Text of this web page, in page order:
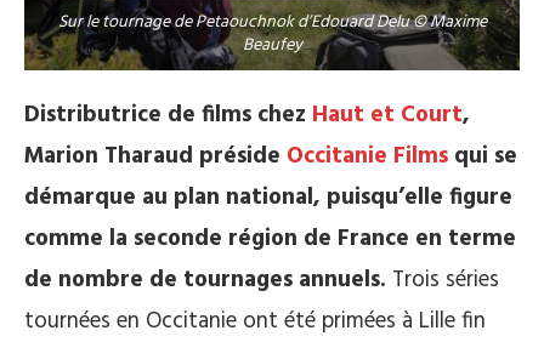
Sur le tournage de Petaouchnok d’Edouard Delu © Maxime
Beaufey
Distributrice de films chez Haut et Court,
Marion Tharaud préside Occitanie Films qui se
démarque au plan national, puisqu’elle figure
comme la seconde région de France en terme
de nombre de tournages annuels. Trois séries
tournées en Occitanie ont été primées à Lille fin